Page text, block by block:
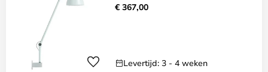
€ 367,00
Levertijd: 3 - 4 weken